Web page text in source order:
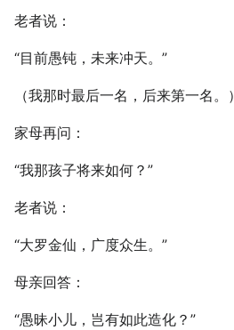
老者说：
“目前愚钝，未来冲天。”
（我那时最后一名，后来第一名。）
家母再问：
“我那孩子将来如何？”
老者说：
“大罗金仙，广度众生。”
母亲回答：
“愚昧小儿，岂有如此造化？”